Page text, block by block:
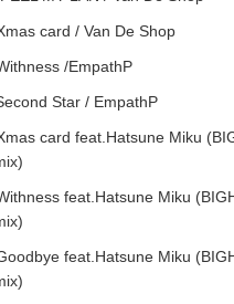
card / Van De Shop
/EmpathP
Star / EmpathP
card feat.Hatsune Miku
feat.Hatsune Miku
feat.Hatsune Miku